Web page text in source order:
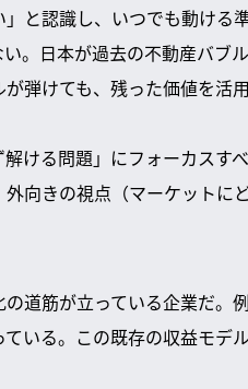
と認識し、いつでも動ける
。日本が過去の不動産バブ
弾けても、残った価値を活
ける問題」にフォーカスす
向きの視点（マーケットに
道筋が立っている企業だ。
いる。この既存の収益モデ